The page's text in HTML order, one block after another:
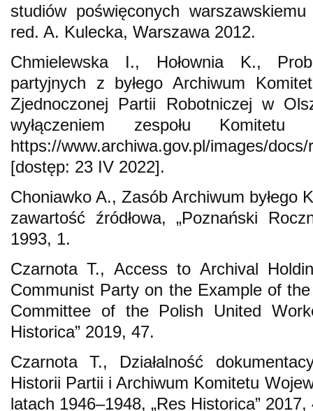
studiów poświęconych
red. A. Kulecka, Warszawa 2012.
Chmielewska I., Hołownia K.,
partyjnych z byłego Archiwum
Zjednoczonej Partii Robotniczej w
wyłączeniem zespołu Komitetu
https://www.archiwa.gov.pl/images/
[dostęp: 23 IV 2022].
Choniawko A., Zasób Archiwum byłego
zawartość źródłowa, „Poznański
1993, 1.
Czarnota T., Access to Archival
Communist Party on the Example of
Committee of the Polish United
Historica” 2019, 47.
Czarnota T., Działalność
Historii Partii i Archiwum Komitetu
latach 1946–1948, „Res Historica” 2017,